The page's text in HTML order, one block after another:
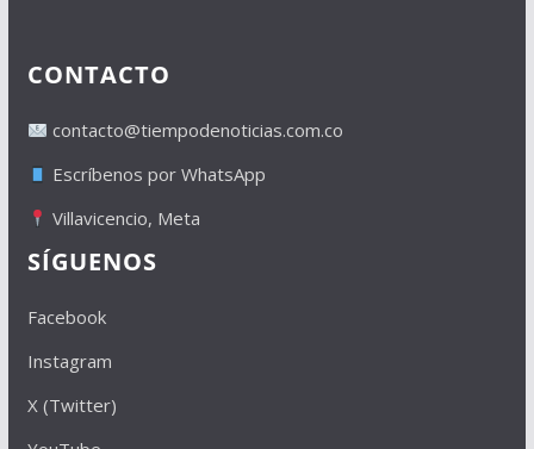
CONTACTO
contacto@tiempodenoticias.com.co
Escríbenos por WhatsApp
Villavicencio, Meta
SÍGUENOS
Facebook
Instagram
X (Twitter)